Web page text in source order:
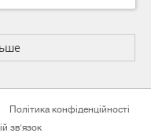
Політика конфіденційності
зв'язок